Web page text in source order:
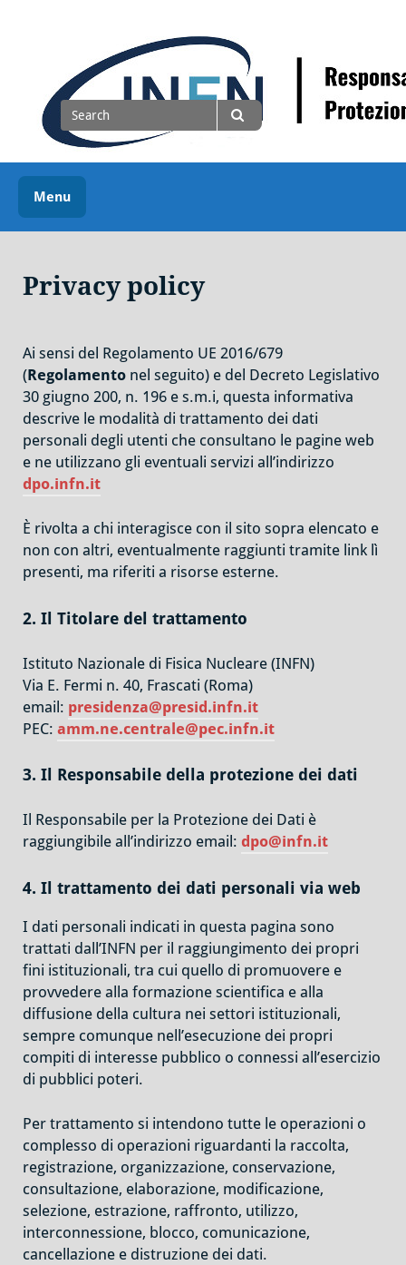
Il DPO dell'INFN
Search
for
Menu
Privacy policy
Ai sensi del Regolamento UE 2016/679
( Regolamento nel seguito) e del Decreto Legislativo
30 giugno 200, n. 196 e s.m.i, questa informativa
descrive le modalità di trattamento dei dati
personali degli utenti che consultano le pagine web
e ne utilizzano gli eventuali servizi all’indirizzo
dpo.infn.it
È rivolta a chi interagisce con il sito sopra elencato e
non con altri, eventualmente raggiunti tramite link lì
presenti, ma riferiti a risorse esterne.
2. Il Titolare del trattamento
Istituto Nazionale di Fisica Nucleare (INFN)
Via E. Fermi n. 40, Frascati (Roma)
email: presidenza@presid.infn.it
PEC: amm.ne.centrale@pec.infn.it
3. Il Responsabile della protezione dei dati
Il Responsabile per la Protezione dei Dati è
raggiungibile all’indirizzo email: dpo@infn.it
4. Il trattamento dei dati personali via web
I dati personali indicati in questa pagina sono
trattati dall’INFN per il raggiungimento dei propri
fini istituzionali, tra cui quello di promuovere e
provvedere alla formazione scientifica e alla
diffusione della cultura nei settori istituzionali,
sempre comunque nell’esecuzione dei propri
compiti di interesse pubblico o connessi all’esercizio
di pubblici poteri.
Per trattamento si intendono tutte le operazioni o
complesso di operazioni riguardanti la raccolta,
registrazione, organizzazione, conservazione,
consultazione, elaborazione, modificazione,
selezione, estrazione, raffronto, utilizzo,
interconnessione, blocco, comunicazione,
cancellazione e distruzione dei dati.